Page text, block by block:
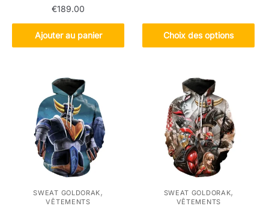
€189.00
Ajouter au panier Choix des options
produit
a
plusieurs
Les
options
peuvent
être
choisies
sur
la
page
du
SWEAT GOLDORAK,
VÊTEMENTS
SWEAT GOLDORAK,
VÊTEMENTS